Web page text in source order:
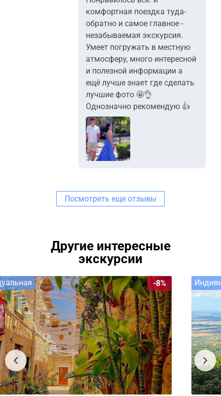
комфортная поездка туда-
обратно и самое главное -
незабываемая экскурсия.
Умеет погружать в местную
атмосферу, много интересной
и полезной информации а
ещё лучше знает где сделать
лучшие фото 🤩👌
Однозначно рекомендую 👍
Посмотреть еще отзывы
Другие интересные
экскурсии
Индивидуальная